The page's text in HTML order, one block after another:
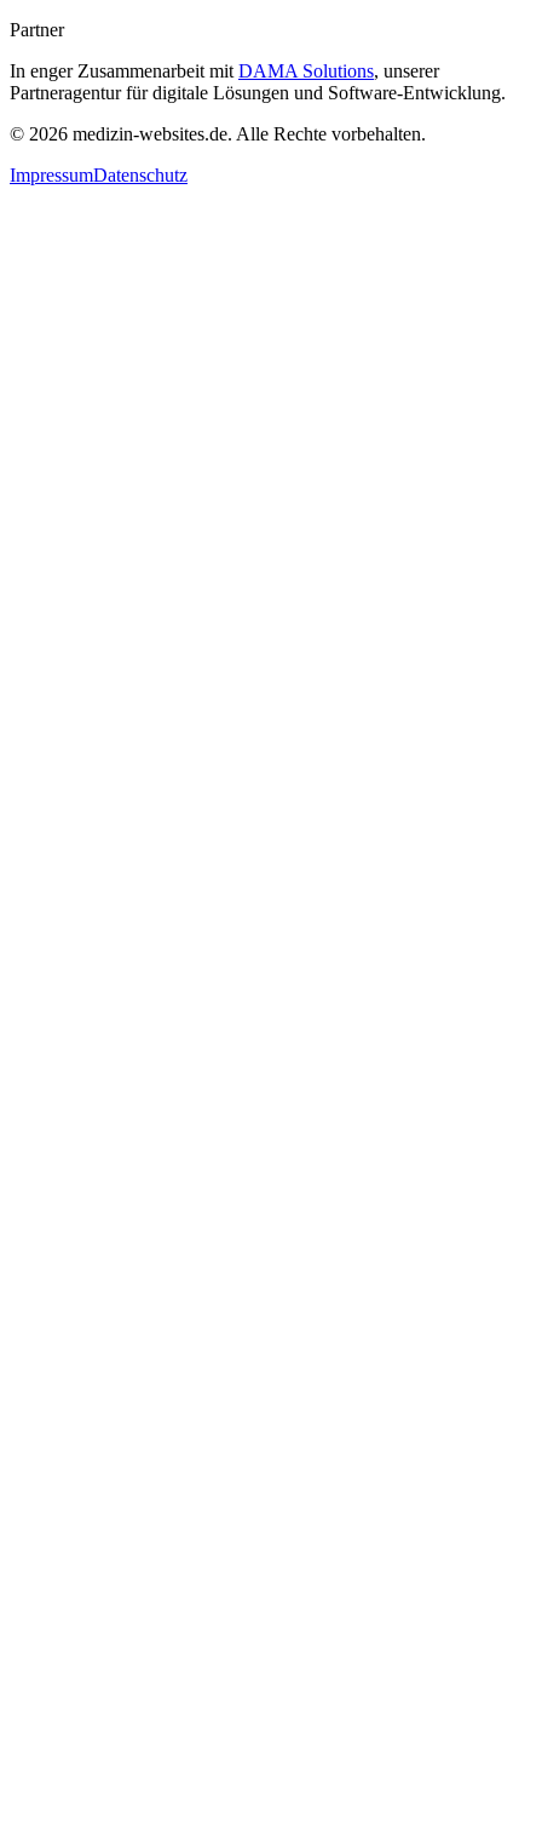
Partner
In enger Zusammenarbeit mit DAMA Solutions, unserer
Partneragentur für digitale Lösungen und Software-Entwicklung.
© 2026 medizin-websites.de. Alle Rechte vorbehalten.
ImpressumDatenschutz